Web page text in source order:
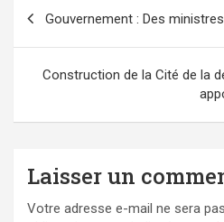
de
l’article
Gouvernement : Des
Construction de la Cité de la
Laisser un
Votre adresse e-mail ne sera